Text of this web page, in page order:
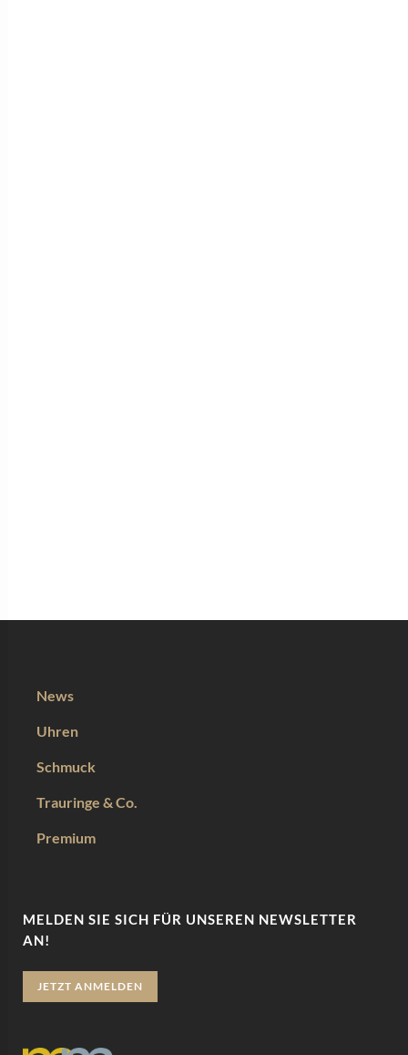
News
Uhren
Schmuck
Trauringe & Co.
Premium
MELDEN SIE SICH FÜR UNSEREN NEWSLETTER
AN!
JETZT ANMELDEN